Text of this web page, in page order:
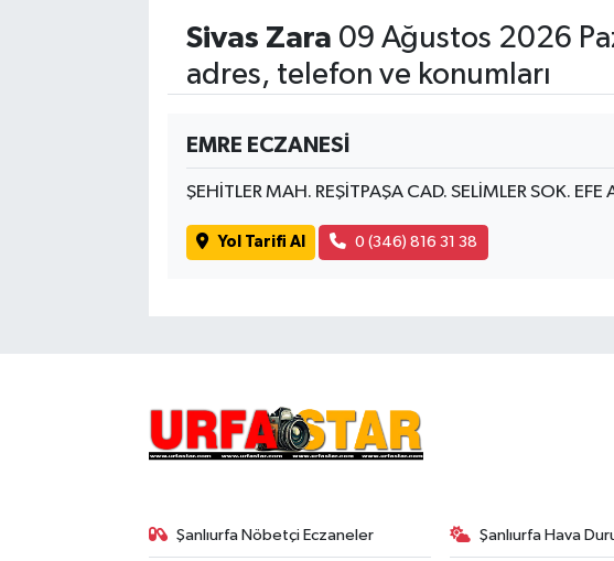
Sivas Zara 09 Ağustos 2026
adres, telefon ve konumları
EMRE ECZANESİ
ŞEHİTLER MAH. REŞİTPAŞA CAD. SELİMLER SOK.
Yol Tarifi Al 0 (346) 816 31 38
Şanlıurfa Nöbetçi Eczaneler Şanlıurfa Hava